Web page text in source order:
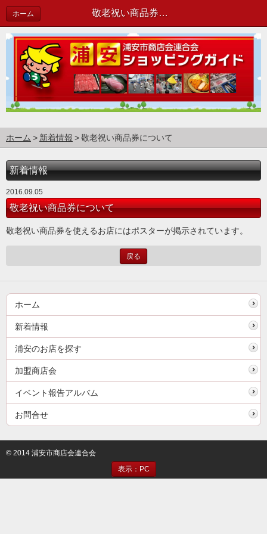
敬老祝い商品券について | 新着情報
ホーム
ホーム 新着情報 敬老祝い商品券について
新着情報
2016.09.05
敬老祝い商品券について
敬老祝い商品券を使えるお店にはポスターが掲示されています。
戻る
ホーム
新着情報
浦安のお店を探す
加盟商店会
イベント報告アルバム
お問合せ
© 2014 浦安市商店会連合会
表示：PC